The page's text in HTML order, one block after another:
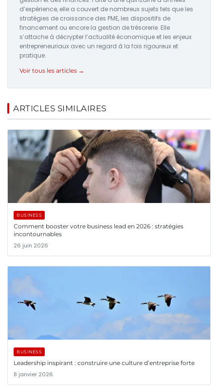
d’expérience, elle a couvert de nombreux sujets tels que les
stratégies de croissance des PME, les dispositifs de
financement ou encore la gestion de trésorerie. Elle
s’attache à décrypter l’actualité économique et les enjeux
entrepreneuriaux avec un regard à la fois rigoureux et
pratique.
Voir tous les articles →
ARTICLES SIMILAIRES
BUSINESS
Comment booster votre business lead en 2026 : stratégies
incontournables
26 juin 2026
BUSINESS
Leadership inspirant : construire une culture d’entreprise forte
8 janvier 2026